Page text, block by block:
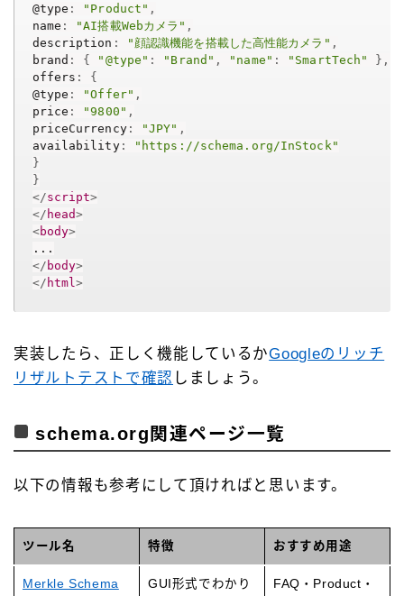
@type : "Product" ,
name : "AI搭載Webカメラ" ,
description : "顔認識機能を搭載した高性能カメラ" ,
brand : { "@type" : "Brand" , "name" : "SmartTech" } ,
offers :
{
@type : "Offer" ,
price : "9800" ,
priceCurrency: "JPY" ,
availability:
"https://schema.org/InStock"
}
}
</script>
</ head>
<body>
</ body>
</ html>
実装したら、正しく機能しているかGoogleのリッチ
リザルトテストで確認 しましょう。
schema.org関連ページ一覧
以下の情報も参考にして頂ければと思います。
ツール名 特徴 おすすめ用途
Merkle Schema
GUI形式でわかり
FAQ・Product・